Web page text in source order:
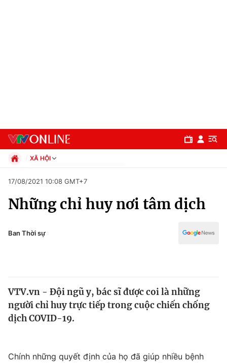
Chuyên mục
Chính trị
Pháp luật
Y tế
XÃ HỘI
Xã hội
Pháp luật
Kinh tế
Truyền hình
Công nghệ
Giáo dục
17/08/2021 10:08 GMT+7
Những chỉ huy nơi tâm dịch
Ban Thời sự
VTV.vn - Đội ngũ y, bác sĩ được coi là những
người chỉ huy trực tiếp trong cuộc chiến chống
dịch COVID-19.
Chính những quyết định của họ đã giúp nhiều bệnh